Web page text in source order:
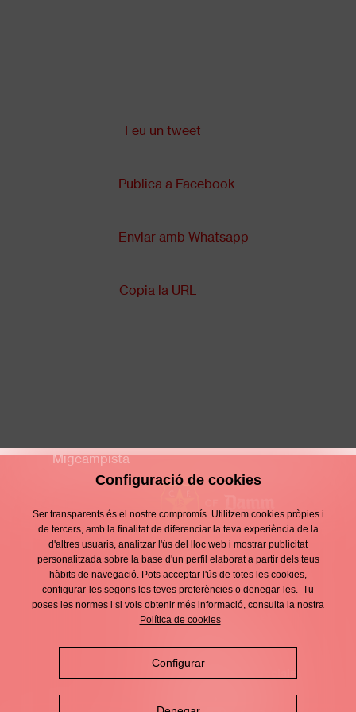
Feu un tweet
Publica a Facebook
Enviar amb Whatsapp
Copia la URL
Migcampista
Enllaços
d'interès
Contacte
Footer
menu
Avís legal
Política de privacitat
Política de cookies
Política de xarxes socials
Configuració de cookies
Ser transparents és el nostre compromís. Utilitzem cookies pròpies i
de tercers, amb la finalitat de diferenciar la teva experiència de la
d'altres usuaris, analitzar l'ús del lloc web i mostrar publicitat
personalitzada sobre la base d'un perfil elaborat a partir dels teus
hàbits de navegació. Pots acceptar l'ús de totes les cookies,
configurar-les segons les teves preferències o denegar-les. Tu
poses les normes i si vols obtenir més informació, consulta la nostra
Política de cookies
Configurar